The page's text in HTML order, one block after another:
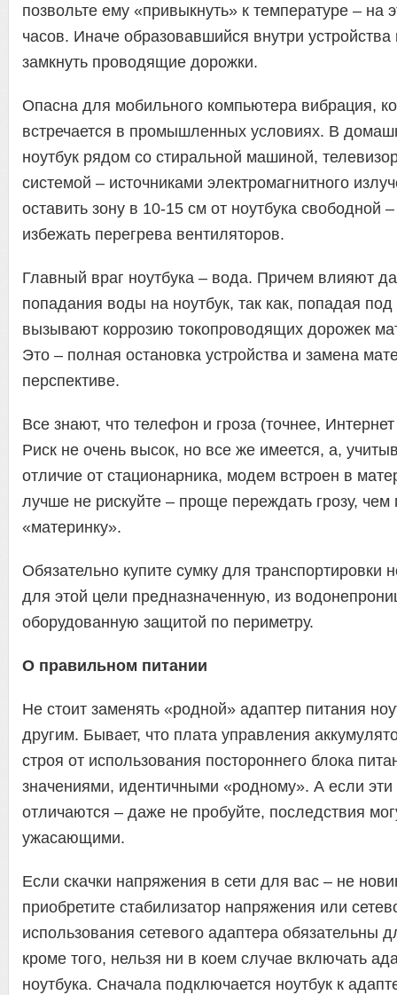
позвольте ему «привыкнуть» к температуре – на
часов. Иначе образовавшийся внутри
замкнуть проводящие дорожки.
Опасна для мобильного компьютера вибрация,
встречается в промышленных условиях. В
ноутбук рядом со стиральной машиной,
системой – источниками электромагнитного
оставить зону в 10-15 см от ноутбука свободной
избежать перегрева вентиляторов.
Главный враг ноутбука – вода. Причем влияют
попадания воды на ноутбук, так как, попадая под
вызывают коррозию токопроводящих дорожек
Это – полная остановка устройства и замена
перспективе.
Все знают, что телефон и гроза (точнее,
Риск не очень высок, но все же имеется, а,
отличие от стационарника, модем встроен в
лучше не рискуйте – проще переждать грозу, чем
«материнку».
Обязательно купите сумку для транспортировки
для этой цели предназначенную, из
оборудованную защитой по периметру.
О правильном питании
Не стоит заменять «родной» адаптер питания
другим. Бывает, что плата управления
строя от использования постороннего блока
значениями, идентичными «родному». А если эти
отличаются – даже не пробуйте, последствия
ужасающими.
Если скачки напряжения в сети для вас – не
приобретите стабилизатор напряжения или
использования сетевого адаптера обязательны
кроме того, нельзя ни в коем случае включать
ноутбука. Сначала подключается ноутбук к